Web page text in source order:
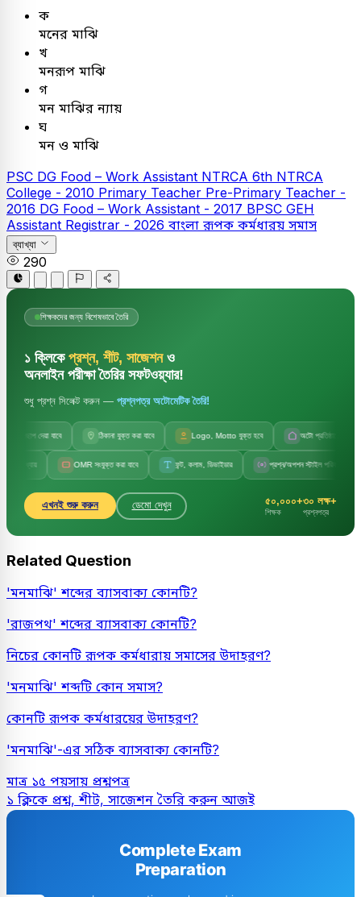
ক
মনের মাঝি
খ
মনরূপ মাঝি
গ
মন মাঝির ন্যায়
ঘ
মন ও মাঝি
PSC DG Food – Work Assistant NTRCA 6th NTRCA
College - 2010 Primary Teacher Pre-Primary Teacher -
2016 DG Food – Work Assistant - 2017 BPSC GEH
Assistant Registrar - 2026 বাংলা রূপক কর্মধারয় সমাস
ব্যাখ্যা
290
শিক্ষকদের জন্য বিশেষভাবে তৈরি
১ ক্লিকে প্রশ্ন, শীট, সাজেশনও
অনলাইন পরীক্ষা তৈরির সফটওয়্যার!
শুধু প্রশ্ন সিলেক্ট করুন — প্রশ্নপত্র অটোমেটিক তৈরি!
জলছাপ দেয়া যাবে ঠিকানা যুক্ত করা যাবে Logo, Motto যুক্ত হবে অটো প্রতিষ্ঠানের নাম
OMR সংযুক্ত করা যাবে ফন্ট, কলাম, ডিভাইডার প্রশ্ন/অপশন স্টাইল পরিবর্তন
এখনই শুরু করুন ডেমো দেখুন ৫০,০০০+
শিক্ষক
৩০ লক্ষ+
প্রশ্নপত্র
Related Question
'মনমাঝি' শব্দের ব্যাসবাক্য কোনটি?
'রাজপথ' শব্দের ব্যাসবাক্য কোনটি?
নিচের কোনটি রূপক কর্মধারায় সমাসের উদাহরণ?
'মনমাঝি' শব্দটি কোন সমাস?
কোনটি রূপক কর্মধারয়ের উদাহরণ?
'মনমাঝি'-এর সঠিক ব্যাসবাক্য কোনটি?
মাত্র ১৫ পয়সায় প্রশ্নপত্র
১ ক্লিকে প্রশ্ন, শীট, সাজেশন তৈরি করুন আজই
Complete Exam
Preparation